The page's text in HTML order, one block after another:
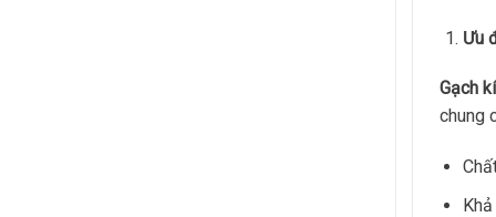
Ưu
Gạch
chung